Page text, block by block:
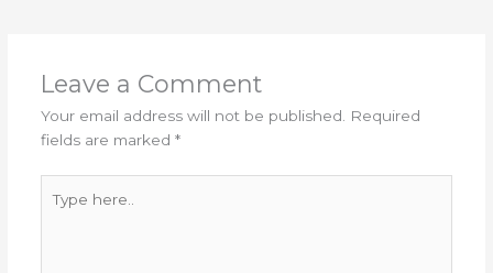
Leave a Comment
Your email address will not be published.
Required
fields are marked *
here..